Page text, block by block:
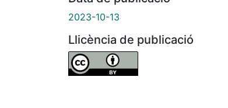
2023-10-13
Llicència de publicació